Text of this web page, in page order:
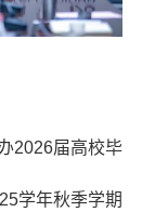
2026届高校毕
学年秋季学期